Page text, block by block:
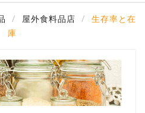
屋外食料品店
生存率と在
庫